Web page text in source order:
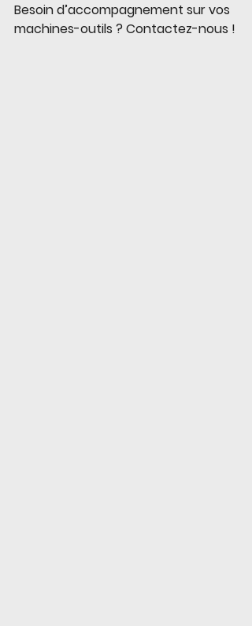
Besoin d’accompagnement sur vos
machines-outils ? Contactez-nous !